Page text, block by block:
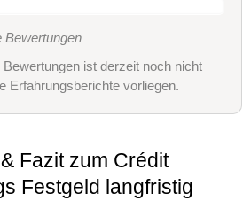
Bewertungen
ist derzeit noch nicht
Erfahrungsberichte vorliegen.
& Fazit zum Crédit
Festgeld langfristig